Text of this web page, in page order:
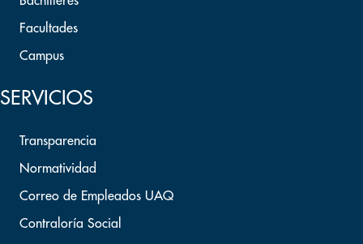
Facultades
Campus
SERVICIOS
Transparencia
Normatividad
Correo de Empleados UAQ
Contraloría Social